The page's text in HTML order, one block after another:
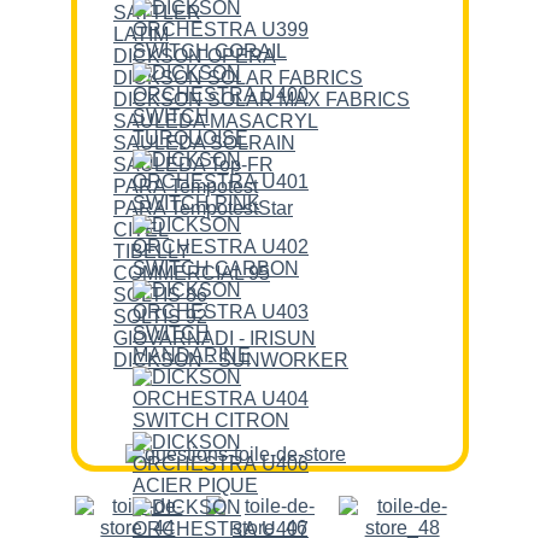
SATTLER
LATIM
DICKSON OPERA
DICKSON SOLAR FABRICS
DICKSON SOLAR MAX FABRICS
SAULEDA MASACRYL
SAULEDA SOLRAIN
SAULEDA Top-FR
PARA Tempotest
PARA TempotestStar
CITEL
TIBELLY
COMMERCIAL 95
SOLTIS 86
SOLTIS 92
GIOVARNADI - IRISUN
DICKSON - SUNWORKER